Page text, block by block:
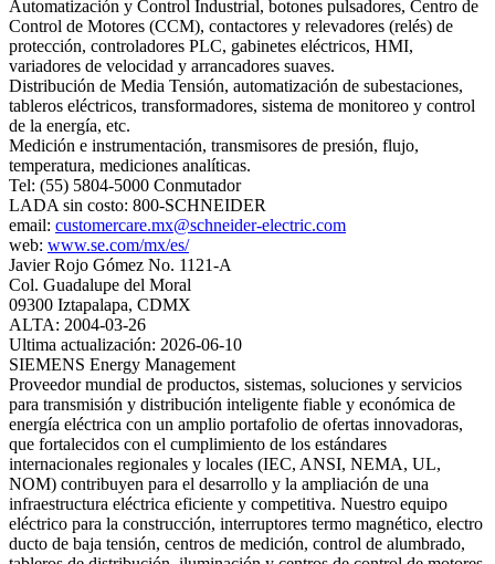
Automatización y Control Industrial, botones pulsadores, Centro de
Control de Motores (CCM), contactores y relevadores (relés) de
protección, controladores PLC, gabinetes eléctricos, HMI,
variadores de velocidad y arrancadores suaves.
Distribución de Media Tensión, automatización de subestaciones,
tableros eléctricos, transformadores, sistema de monitoreo y control
de la energía, etc.
Medición e instrumentación, transmisores de presión, flujo,
temperatura, mediciones analíticas.
Tel: (55) 5804-5000 Conmutador
LADA sin costo: 800-SCHNEIDER
email: customercare.mx@schneider-electric.com
web: www.se.com/mx/es/
Javier Rojo Gómez No. 1121-A
Col. Guadalupe del Moral
09300 Iztapalapa, CDMX
ALTA: 2004-03-26
Ultima actualización: 2026-06-10
SIEMENS Energy Management
Proveedor mundial de productos, sistemas, soluciones y servicios
para transmisión y distribución inteligente fiable y económica de
energía eléctrica con un amplio portafolio de ofertas innovadoras,
que fortalecidos con el cumplimiento de los estándares
internacionales regionales y locales (IEC, ANSI, NEMA, UL,
NOM) contribuyen para el desarrollo y la ampliación de una
infraestructura eléctrica eficiente y competitiva. Nuestro equipo
eléctrico para la construcción, interruptores termo magnético, electro
ducto de baja tensión, centros de medición, control de alumbrado,